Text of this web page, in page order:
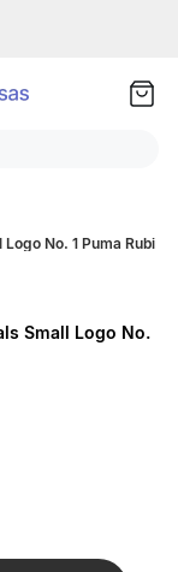
No. 1 Puma Rubi
Small Logo No.